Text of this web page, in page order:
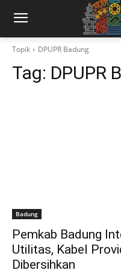
Topik DPUPR Badung
Tag: DPUPR
Badung
Pemkab Badung
Utilitas, Kabel
Dibersihkan